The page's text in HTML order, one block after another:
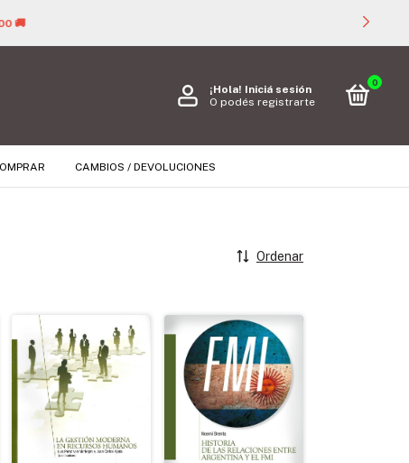
¡Hola! Iniciá sesión
O podés registrarte
0
CAMBIOS / DEVOLUCIONES
Ordenar